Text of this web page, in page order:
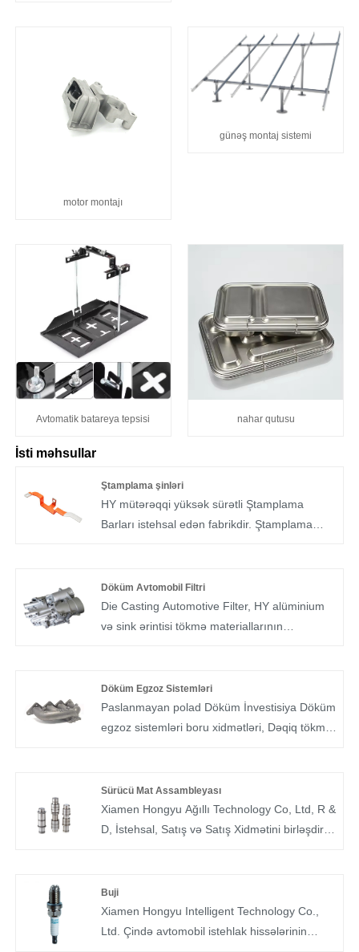
motor montajı
günəş montaj sistemi
Avtomatik batareya tepsisi nahar qutusu
İsti məhsullar
Ştamplama şinləri
HY mütərəqqi yüksək sürətli Ştamplama
Barları istehsal edən fabrikdir. Ştamplama
çox yayılmış şin materialıdır. Busbarlar ən çox
üç fazalı enerji paylama sistemlərində istifadə
olunur.
Döküm Avtomobil Filtri
Die Casting Automotive Filter, HY alüminium
və sink ərintisi tökmə materiallarının
köməklik göstərən geniş təcrübəyə malikdir.
Döküm Egzoz Sistemləri
Paslanmayan polad Döküm İnvestisiya Döküm
egzoz sistemləri boru xidmətləri, Dəqiq tökmə
istehsal olunan egzoz sistemi aşağıdakı
üstünlüklərə malikdir:
1.Daxili divar hamardır və egzoz müqaviməti
birləşdirilmiş üç tərəfli katalizatorun sürətli
alovlanmasına və işlənmiş qazın
təmizlənməsinə kömək edir;
Sürücü Mat Assambleyası
Xiamen Hongyu Ağıllı Technology Co, Ltd, R &
D, İstehsal, Satış və Satış Xidmətini birləşdirir.
sürücü şaftı), avtomobil davamlı sürücülük
eklemi (ümumiyyətlə bilinən: CV Birgə), CV
Birgə Tozu Təmir dəsti. Daha rahat və daha
Buji
Xiamen Hongyu Intelligent Technology Co.,
Ltd. Çində avtomobil istehlak hissələrinin